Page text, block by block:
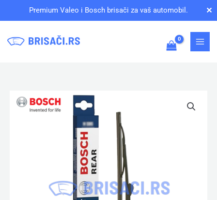
Premium Valeo i Bosch brisači za vaš automobil. ✕
Bosch
Zadnji